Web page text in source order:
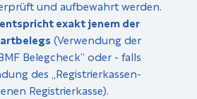
und aufbewahrt werden.
exakt jenem der
(Verwendung der
Belegcheck“ oder - falls
des „Registrierkassen-
Registrier­kasse).